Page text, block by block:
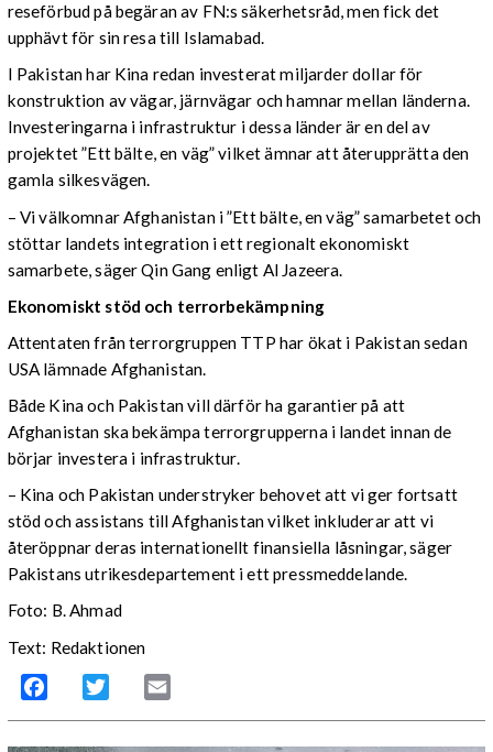
reseförbud på begäran av FN:s säkerhetsråd, men fick det
upphävt för sin resa till Islamabad.
I Pakistan har Kina redan investerat miljarder dollar för
konstruktion av vägar, järnvägar och hamnar mellan länderna.
Investeringarna i infrastruktur i dessa länder är en del av
projektet ”Ett bälte, en väg” vilket ämnar att återupprätta den
gamla silkesvägen.
– Vi välkomnar Afghanistan i ”Ett bälte, en väg” samarbetet och
stöttar landets integration i ett regionalt ekonomiskt
samarbete, säger Qin Gang enligt Al Jazeera.
Ekonomiskt stöd och terrorbekämpning
Attentaten från terrorgruppen TTP har ökat i Pakistan sedan
USA lämnade Afghanistan.
Både Kina och Pakistan vill därför ha garantier på att
Afghanistan ska bekämpa terrorgrupperna i landet innan de
börjar investera i infrastruktur.
– Kina och Pakistan understryker behovet att vi ger fortsatt
stöd och assistans till Afghanistan vilket inkluderar att vi
återöppnar deras internationellt finansiella låsningar, säger
Pakistans utrikesdepartement i ett pressmeddelande.
Foto: B. Ahmad
Text: Redaktionen
Facebook Twitter